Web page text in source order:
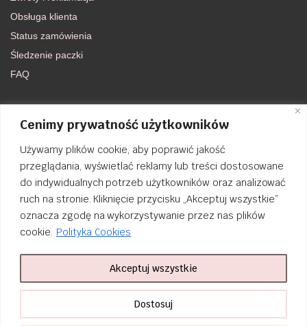
Cenimy prywatność użytkowników
Używamy plików cookie, aby poprawić jakość
przeglądania, wyświetlać reklamy lub treści dostosowane
do indywidualnych potrzeb użytkowników oraz analizować
ruch na stronie. Kliknięcie przycisku „Akceptuj wszystkie”
oznacza zgodę na wykorzystywanie przez nas plików
cookie. Polityka Cookies
Dostosuj
Akceptuj wszystkie
Obsługa klienta
Status zamówienia
Śledzenie paczki
FAQ
DOŁĄCZ DO NAS
FACEBOOK
INSTAGRAM
nailsibrido.pl Copyright © 2024BSK Media– Part ofBSK Group. All